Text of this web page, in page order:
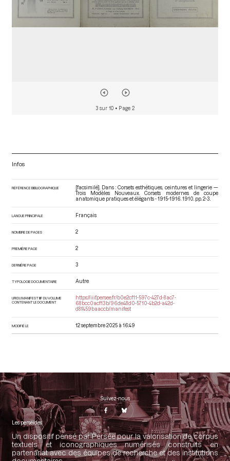
3 sur 10 • Page 2
Infos
RÉFÉRENCE BIBLIOGRAPHIQUE
[facsimilé]. Dans : Corsets esthétiques, ceintures et lingerie —
Trois Modèles Nouveaux. Corsets modernes de coupe
anatomique pratiques et élégants - 1915-1916 . 1910. pp. 2-3.
LANGUE PRINCIPALE Français
NOMBRE DE PAGES 2
PREMIÈRE PAGE 2
DERNIÈRE PAGE 3
TYPOLOGIE DOCUMENTAIRE Autre
URI DU MANIFEST IIIF DU VOLUME
CONTENANT LE DOCUMENT
https://iiif.persee.fr/b0e2cf11-597c-427d-8ac7-
68bcc0acf13b/96de48d0-5710-4b2d-a42d-
d8f459baaccb/manifest
MODIFIÉ LE 12 septembre 2025 à 16:49
Suivez-nous
Les perséides
Un dispositif pensé par Persée pour la valorisation de corpus
textuels et iconographiques numérisés construits en
partenariat avec des équipes de recherche et des institutions